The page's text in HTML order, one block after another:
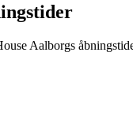
Aalborgs